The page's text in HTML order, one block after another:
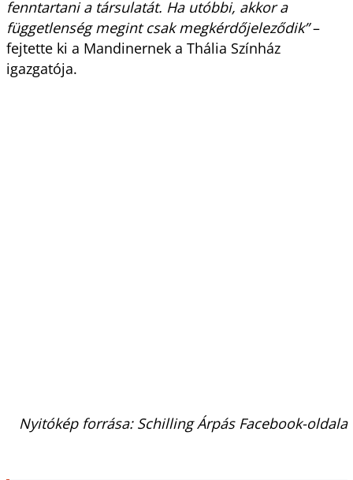
fenntartani a társulatát. Ha utóbbi, akkor a
függetlenség megint csak megkérdőjeleződik”–
fejtette ki a Mandinernek a Thália Színház
igazgatója.
Nyitókép forrása: Schilling Árpás Facebook-oldala